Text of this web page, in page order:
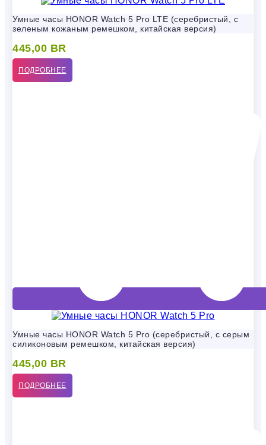
Умные часы HONOR Watch 5 Pro LTE (серебристый, с
зеленым кожаным ремешком, китайская версия)
445,00 BR
ПОДРОБНЕЕ
Умные часы HONOR Watch 5 Pro (серебристый, с серым
силиконовым ремешком, китайская версия)
445,00 BR
ПОДРОБНЕЕ